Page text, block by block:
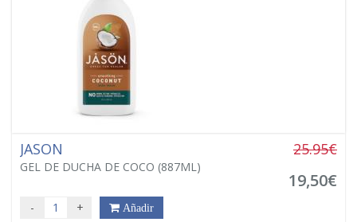
JASON
GEL DE DUCHA DE COCO (887ML)
25.95€
19,50€
- + Añadir